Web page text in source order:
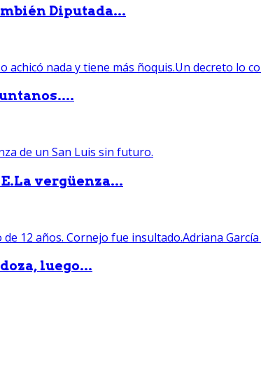
Diputada...
vergüenza...
luego...